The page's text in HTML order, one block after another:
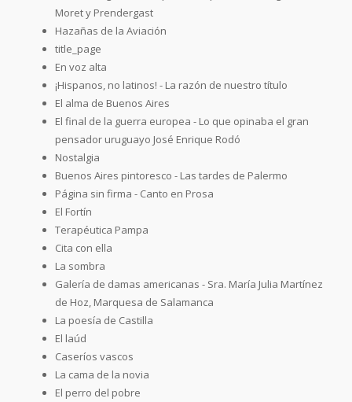
Moret y Prendergast
Hazañas de la Aviación
title_page
En voz alta
¡Hispanos, no latinos! - La razón de nuestro título
El alma de Buenos Aires
El final de la guerra europea - Lo que opinaba el gran
pensador uruguayo José Enrique Rodó
Nostalgia
Buenos Aires pintoresco - Las tardes de Palermo
Página sin firma - Canto en Prosa
El Fortín
Terapéutica Pampa
Cita con ella
La sombra
Galería de damas americanas - Sra. María Julia Martínez
de Hoz, Marquesa de Salamanca
La poesía de Castilla
El laúd
Caseríos vascos
La cama de la novia
El perro del pobre